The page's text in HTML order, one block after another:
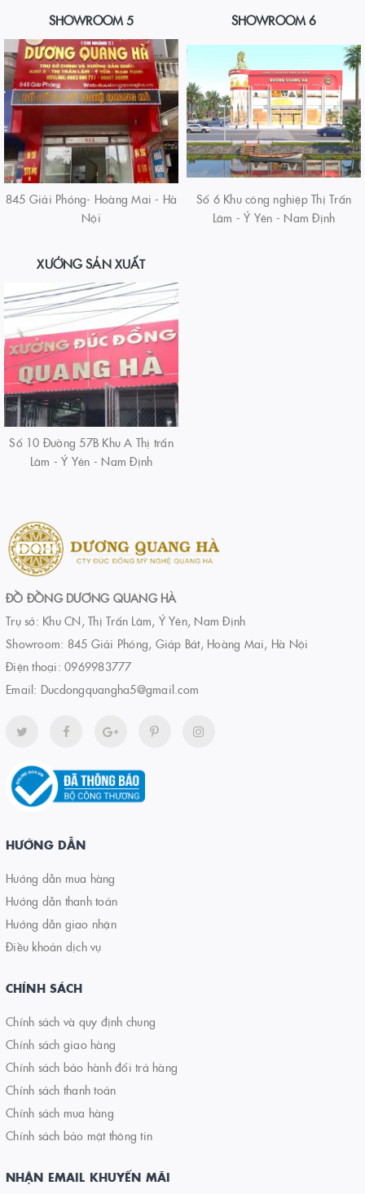
SHOWROOM 5
845 Giải Phóng- Hoàng Mai - Hà
Nội
SHOWROOM 6
Số 6 Khu công nghiệp Thị Trấn
Lâm - Ý Yên - Nam Định
XƯỞNG SẢN XUẤT
Số 10 Đường 57B Khu A Thị trấn
Lâm - Ý Yên - Nam Định
ĐỒ ĐỒNG DƯƠNG QUANG HÀ
Trụ sở: Khu CN, Thị Trấn Lâm, Ý Yên, Nam Định
Showroom: 845 Giải Phóng, Giáp Bát, Hoàng Mai, Hà Nội
Điện thoại: 0969983777
Email: Ducdongquangha5@gmail.com
HƯỚNG DẪN
Hướng dẫn mua hàng
Hướng dẫn thanh toán
Hướng dẫn giao nhận
Điều khoản dịch vụ
CHÍNH SÁCH
Chính sách và quy định chung
Chính sách giao hàng
Chính sách bảo hành đổi trả hàng
Chính sách thanh toán
Chính sách mua hàng
Chính sách bảo mật thông tin
NHẬN EMAIL KHUYẾN MÃI